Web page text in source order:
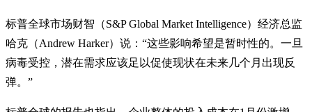
标普全球市场财智（S&P Global Market Intelligence）经济总监
哈克（Andrew Harker）说：“这些影响希望是暂时性的。一旦
病毒受控，潜在需求应该足以促使现状在未来几个月出现反
弹。”